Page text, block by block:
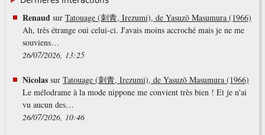
Renaudsur Tatouage (刺青, Irezumi), de Yasuzō Masumura (1966)
Ah, très étrange oui celui-ci. J'avais moins accroché mais je ne me
souviens…
26/07/2026, 13:25
Nicolassur Tatouage (刺青, Irezumi), de Yasuzō Masumura (1966)
Le mélodrame à la mode nippone me convient très bien ! Et je n'ai
vu aucun des…
26/07/2026, 10:46